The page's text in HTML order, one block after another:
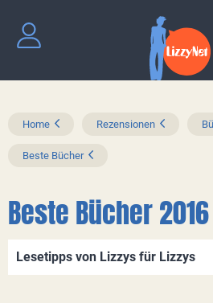
Home Rezensionen
Beste Bücher
Beste Bücher 2016
Lesetipps von Lizzys für Lizzys